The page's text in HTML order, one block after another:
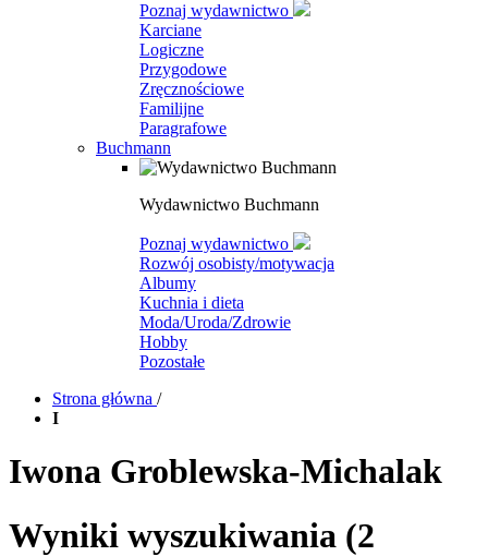
Poznaj wydawnictwo
Karciane
Logiczne
Przygodowe
Zręcznościowe
Familijne
Paragrafowe
Buchmann
Wydawnictwo Buchmann
Poznaj wydawnictwo
Rozwój osobisty/motywacja
Albumy
Kuchnia i dieta
Moda/Uroda/Zdrowie
Hobby
Pozostałe
Strona główna /
I
Iwona Groblewska-Michalak
Wyniki wyszukiwania (2